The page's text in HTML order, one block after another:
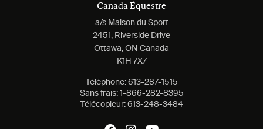
Canada Équestre
a/s Maison du Sport
2451, Riverside Drive
Ottawa, ON Canada
K1H 7X7
Tèlèphone: 613-287-1515
Sans frais: 1-866-282-8395
Télécopieur: 613-248-3484